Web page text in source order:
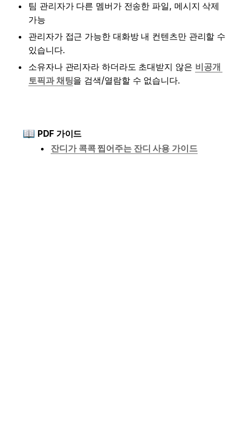
팀 관리자가 다른 멤버가 전송한 파일, 메시지 삭제
가능
관리자가 접근 가능한 대화방 내 컨텐츠만 관리할 수
있습니다.
소유자나 관리자라 하더라도 초대받지 않은 비공개
토픽과 채팅을 검색/열람할 수 없습니다.
PDF 가이드
잔디가 콕콕 찝어주는 잔디 사용 가이드